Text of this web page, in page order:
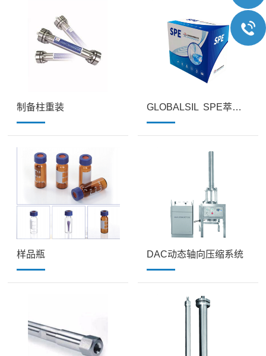
制备柱重装 GLOBALSIL SPE萃取小柱
样品瓶 DAC动态轴向压缩系统